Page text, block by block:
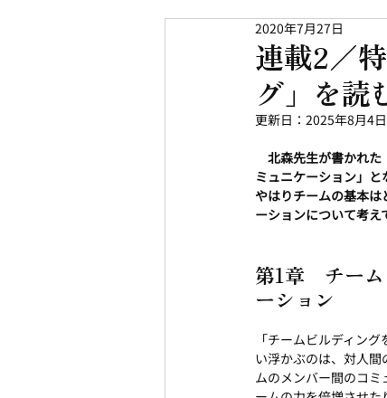
連載2／
グ」を読
2020年7月27日
更新日： 2025年8月4日
北森先生が書かれた
ミュニケーション」と
やはりチームの基本
ーションについて考え
第1章　チー
ーション
「チームビルディン
い浮かぶのは、対人
ムのメンバー間のコ